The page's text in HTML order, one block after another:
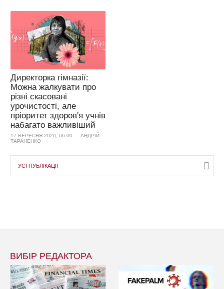
Директорка гімназії:
Можна жалкувати про
різні скасовані
урочистості, але
пріоритет здоров'я учнів
набагато важливіший
17 ВЕРЕСНЯ 2020, 06:00 — АНДРІЙ
ТАРАНЕНКО
УСІ ПУБЛІКАЦІЇ
ВИБІР РЕДАКТОРА